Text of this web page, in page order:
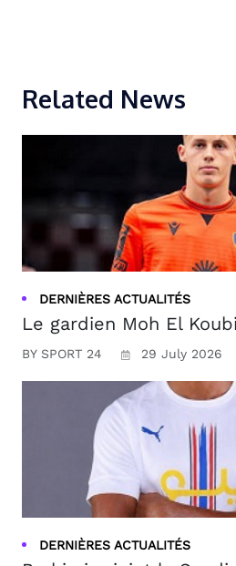
Related News
DERNIÈRES ACTUALITÉS
Le gardien Moh El
BY SPORT 24 29 July 2026
DERNIÈRES ACTUALITÉS